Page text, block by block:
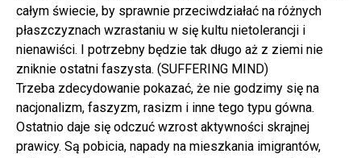
całym świecie, by sprawnie przeciwdziałać na różnych
płaszczyznach wzrastaniu w się kultu nietolerancji i
nienawiści. I potrzebny będzie tak długo aż z ziemi nie
zniknie ostatni faszysta. (SUFFERING MIND)
Trzeba zdecydowanie pokazać, że nie godzimy się na
nacjonalizm, faszyzm, rasizm i inne tego typu gówna.
Ostatnio daje się odczuć wzrost aktywności skrajnej
prawicy. Są pobicia, napady na mieszkania imigrantów,